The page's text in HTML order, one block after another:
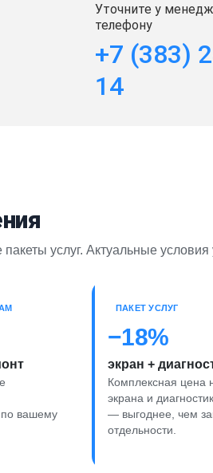
Уточните у
телефону
+7 (383)
14
услуг. Актуальные
вашему
ПАКЕТ УСЛУГ
−18%
экран +
Комплексная цена
экрана и
— выгоднее, чем
отдельности.